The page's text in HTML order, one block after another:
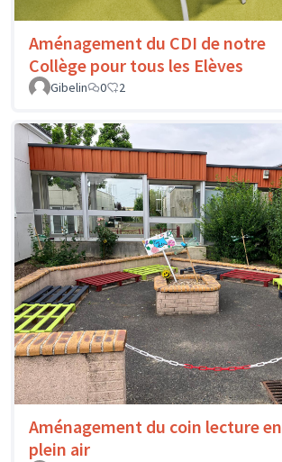
Aménagement du CDI de notre
Collège pour tous les Elèves
Gibelin
0 2
Aménagement du coin lecture en
plein air